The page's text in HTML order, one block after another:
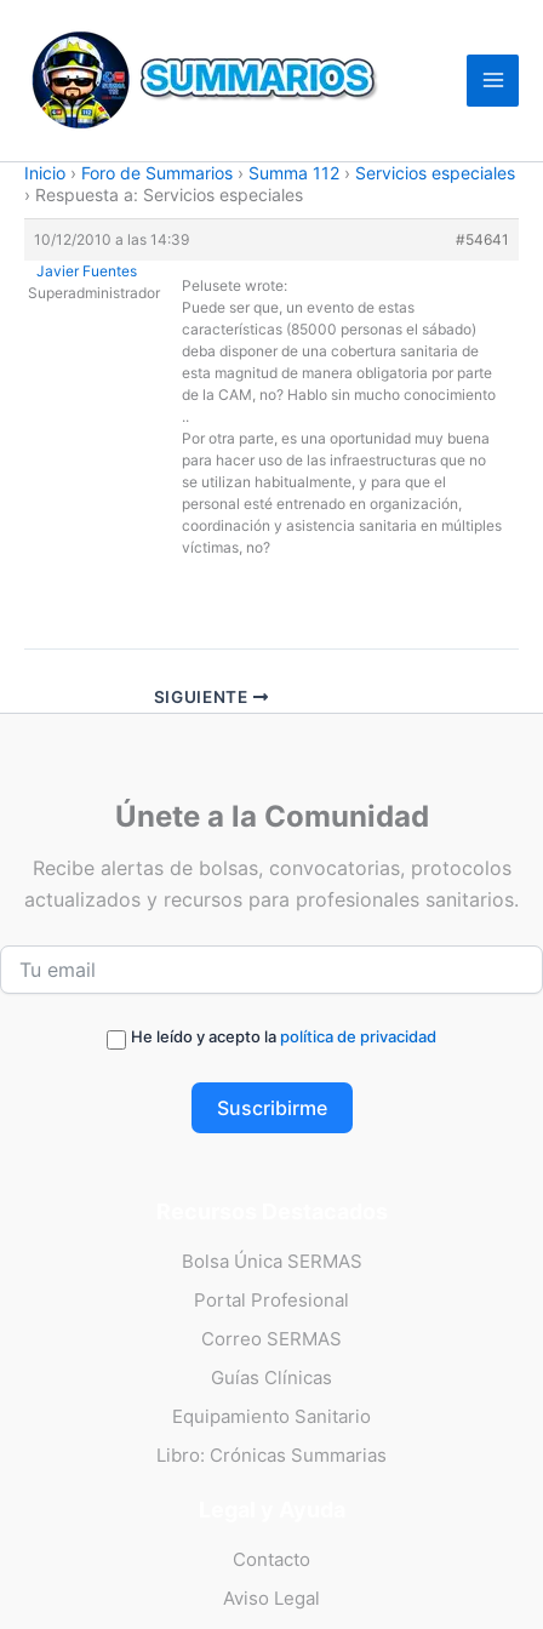
contenido
Inicio › Foro de Summarios › Summa 112 › Servicios especiales
› Respuesta a: Servicios especiales
10/12/2010 a las 14:39
#54641
Javier Fuentes
Superadministrador
Pelusete wrote:
Puede ser que, un evento de estas
características (85000 personas el sábado)
deba disponer de una cobertura sanitaria de
esta magnitud de manera obligatoria por parte
de la CAM, no? Hablo sin mucho conocimiento
..
Por otra parte, es una oportunidad muy buena
para hacer uso de las infraestructuras que no
se utilizan habitualmente, y para que el
personal esté entrenado en organización,
coordinación y asistencia sanitaria en múltiples
víctimas, no?
SIGUIENTE
Únete a la Comunidad
Recibe alertas de bolsas, convocatorias, protocolos
actualizados y recursos para profesionales sanitarios.
He leído y acepto la política de privacidad
Suscribirme
Bolsa Única SERMAS
Portal Profesional
Correo SERMAS
Guías Clínicas
Equipamiento Sanitario
Libro: Crónicas Summarias
Contacto
Aviso Legal